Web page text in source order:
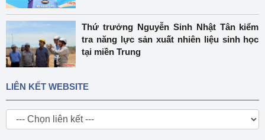
Thứ trưởng Nguyễn Sinh Nhật Tân kiểm
tra năng lực sản xuất nhiên liệu sinh học
tại miền Trung
LIÊN KẾT WEBSITE